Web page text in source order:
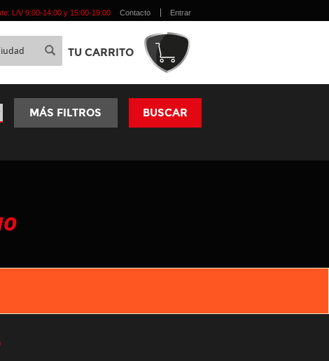
MÁS FILTROS BUSCAR
L/V 9:00-14:00 y 15:00-19:00 Contacto Entrar
TU CARRITO